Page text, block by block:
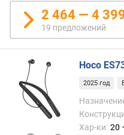
д
к
л
ю
ч
е
н
и
2 464 — 4
19 предложений
Hoco
2025 год
Хар-ки: 20